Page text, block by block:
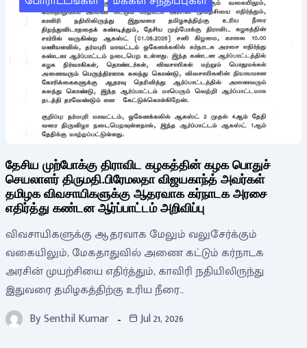
தேசிய முற்போக்கு திராவிட கழகத்தின் கழக பொதுச்
செயலாளர் திருமதி.பிரேமலதா விஜயகாந்த் அவர்கள்
தமிழக விவசாயிகளுக்கு ஆதரவாக கர்நாடக அரசை
எதிர்த்து கண்டன ஆர்ப்பாட்டம் அறிவிப்பு
விவசாயிகளுக்கு ஆதரவாக மேலும் வலுசேர்க்கும்
வகையிலும், மேகதாதுவில் அணை கட்டும் கர்நாடக
அரசின் முயற்சியை எதிர்த்தும், காவிரி நதியிலிருந்து
இதுவரை தமிழகத்திற்கு உரிய நீரை…
BySenthil Kumar Jul 21, 2026